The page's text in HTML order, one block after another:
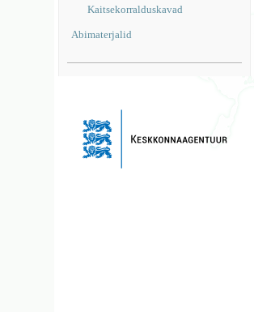
Kaitsekorralduskavad
Abimaterjalid